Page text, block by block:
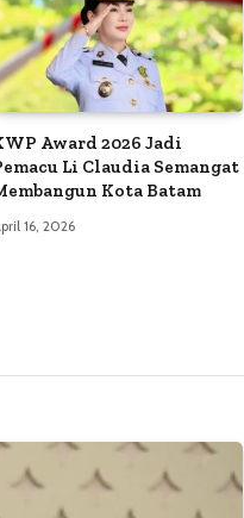
Award 2026 Jadi
Li Claudia Semangat
Kota Batam
16, 2026